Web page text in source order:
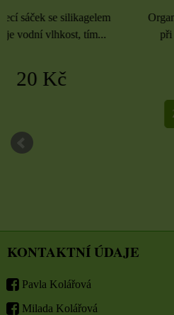
Organzové sáčky najdou uplatnění
při rychlém zabalení dárků,...
KONTAKTNÍ ÚDAJE
Pavla Kolářová
Milada Kolářová